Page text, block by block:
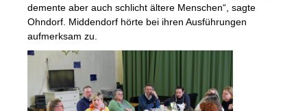
demente aber auch schlicht ältere Menschen“, sagte
Ohndorf. Middendorf hörte bei ihren Ausführungen
aufmerksam zu.